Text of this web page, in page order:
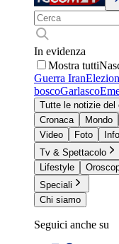
In evidenza
Mostra tutti
Guerra Iran
boscoGarlasco
Tutte le notizie del
Cronaca
Mondo
Video
Foto
Tv & Spettacolo
Lifestyle
Speciali
Chi siamo
Seguici anche su